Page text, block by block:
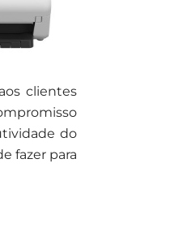
clientes
do
fazer para